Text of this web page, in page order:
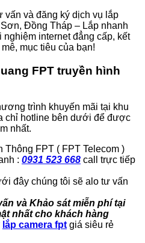
vấn và đăng ký dịch vụ lắp
Đồng Tháp – Lắp nhanh
internet đẳng cấp, kết
mục tiêu của bạn!
FPT truyền hình
trình khuyến mãi tại khu
chỉ hotline bên dưới để được
nhất.
Thông FPT ( FPT Telecom )
: 0931 523 668 call trực tiếp
đây chúng tôi sẽ alo tư vấn
và Khảo sát miễn phí tại
nhất cho khách hàng
lắp camera fptgiá siêu rẻ